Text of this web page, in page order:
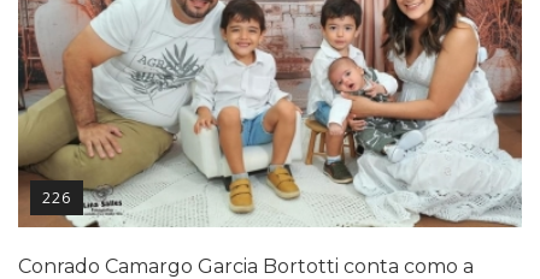
226
Conrado Camargo Garcia Bortotti conta como a